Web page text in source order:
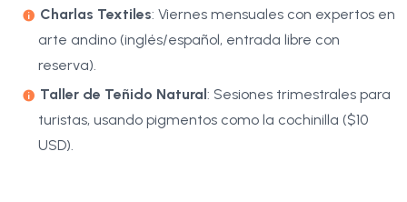
Charlas Textiles: Viernes mensuales con expertos en
arte andino (inglés/español, entrada libre con
reserva).
Taller de Teñido Natural : Sesiones trimestrales para
turistas, usando pigmentos como la cochinilla ($10
USD).